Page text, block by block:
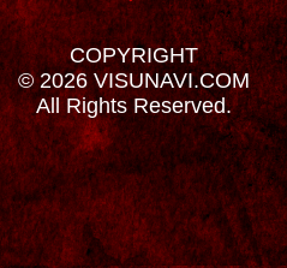
COPYRIGHT
© 2026 VISUNAVI.COM
All Rights Reserved.